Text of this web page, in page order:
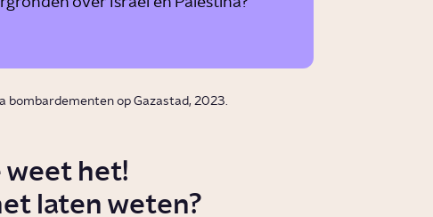
bombardementen op Gazastad, 2023.
weet het!
laten weten?